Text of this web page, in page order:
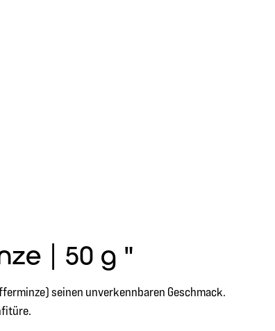
| 50 g "
seinen unverkennbaren Geschmack.